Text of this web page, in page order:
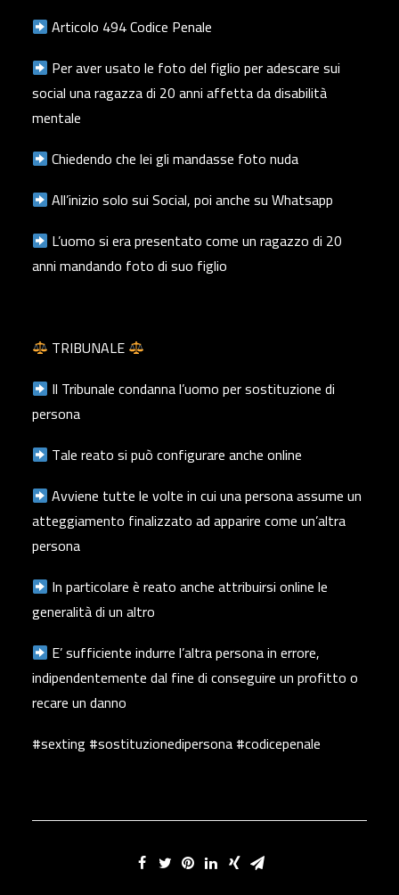
Articolo 494 Codice Penale
Per aver usato le foto del figlio per adescare sui
social una ragazza di 20 anni affetta da disabilità
mentale
Chiedendo che lei gli mandasse foto nuda
All’inizio solo sui Social, poi anche su Whatsapp
L’uomo si era presentato come un ragazzo di 20
anni mandando foto di suo figlio
TRIBUNALE
Il Tribunale condanna l’uomo per sostituzione di
persona
Tale reato si può configurare anche online
Avviene tutte le volte in cui una persona assume un
atteggiamento finalizzato ad apparire come un’altra
persona
In particolare è reato anche attribuirsi online le
generalità di un altro
E’ sufficiente indurre l’altra persona in errore,
indipendentemente dal fine di conseguire un profitto o
recare un danno
#sexting #sostituzionedipersona #codicepenale